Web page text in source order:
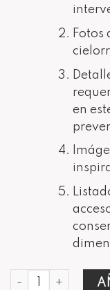
Fotos
en
RENOVACIÓN